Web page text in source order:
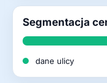
Segmentacja
dane ulicy